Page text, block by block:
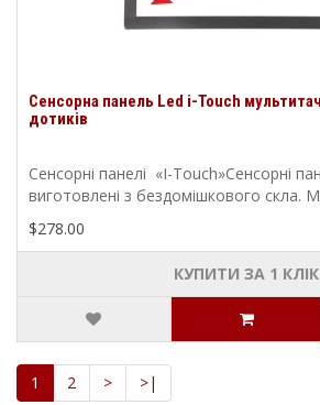
Сенсорна панель Led i-Touch
дотиків
Сенсорні панелі «I-Touch»Сенсорні
виготовлені з бездомішкового скла.
$278.00
КУПИТИ ЗА 1 КЛIК
1 2 >
>|